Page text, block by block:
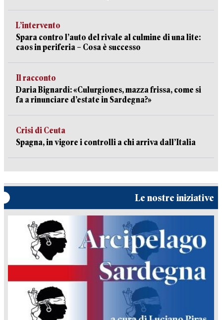
L’intervento
Spara contro l’auto del rivale al culmine di una lite:
caos in periferia – Cosa è successo
Il racconto
Daria Bignardi: «Culurgiones, mazza frissa, come si
fa a rinunciare d’estate in Sardegna?»
Crisi di Ceuta
Spagna, in vigore i controlli a chi arriva dall’Italia
Le nostre iniziative